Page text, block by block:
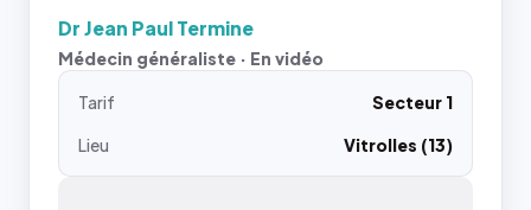
Dr Jean Paul Termine
Médecin généraliste · En vidéo
Tarif
Secteur 1
Lieu
Vitrolles (13)